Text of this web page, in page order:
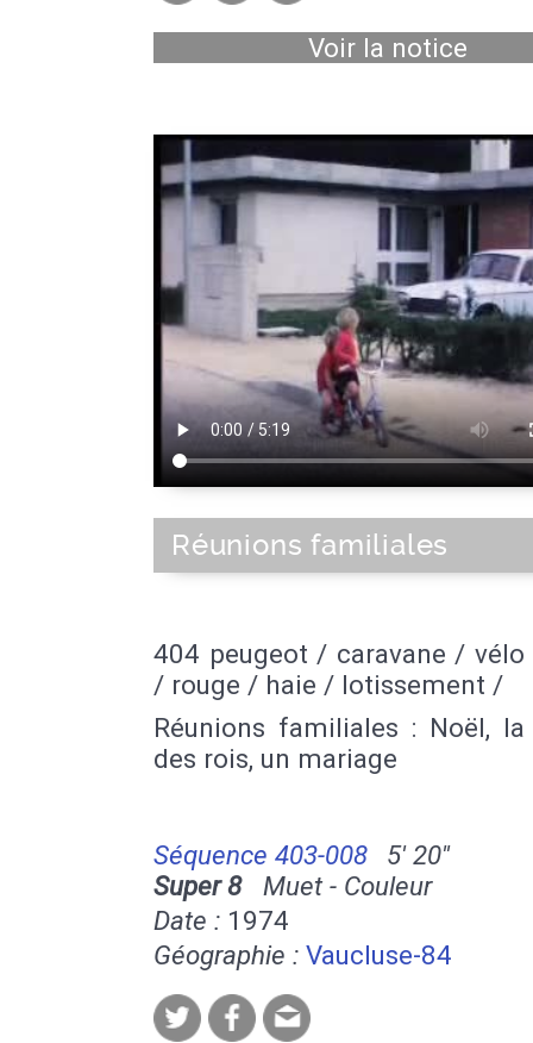
Voir la notice
Réunions familiales
404 peugeot / caravane /
/ rouge / haie / lotissement /
Réunions familiales : Noël,
des rois, un mariage
Séquence 403-008
5' 20''
Super 8Muet - Couleur
Date : 1974
Géographie : Vaucluse-84